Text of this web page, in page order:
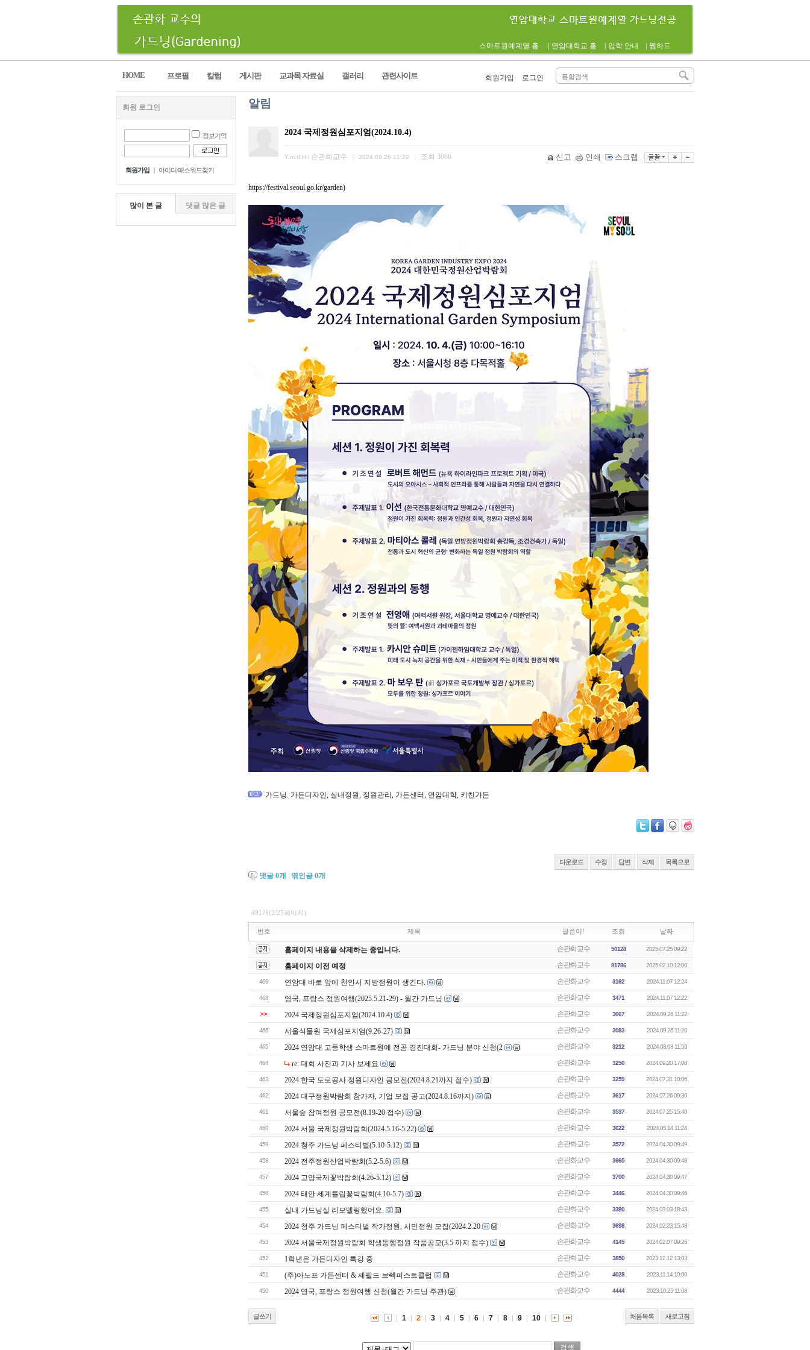
스마트원예계열 홈 연암대학교 홈 입학 안내 웹하드
회원가입 로그인
HOME 프로필 칼럼 게시판 교과목 자료실 갤러리 관련사이트
회원 로그인
정보기억
회원가입 | 아이디/패스워드찾기
많이 본 글 댓글 많은 글
알림
2024 국제정원심포지엄(2024.10.4)
Y.m.d H:i 손관화교수 2024.09.26 11:22 조회 3066 신고 인쇄 스크랩
https://festival.seoul.go.kr/garden)
가드닝. 가든디자인, 실내정원, 정원관리 , 가든센터, 연암대학, 키친가든
다운로드 수정 답변 삭제 목록으로
댓글 0개 엮인글 0개
491개(2/25페이지)
번호 제목 글쓴이! 조회 날짜
홈페이지 내용을 삭제하는 중입니다. 손관화교수 50128 2025.07.25 09:22
홈페이지 이전 예정 손관화교수 81786 2025.02.10 12:00
469 연암대 바로 앞에 천안시 지방정원이 생긴다. 손관화교수 3162 2024.11.07 12:24
468 영국, 프랑스 정원여행(2025.5.21-29) - 월간 가드닝 손관화교수 3471 2024.11.07 12:22
>> 2024 국제정원심포지엄(2024.10.4) 손관화교수 3067 2024.09.26 11:22
466 서울식물원 국제심포지엄(9.26-27) 손관화교수 3083 2024.09.26 11:20
465 2024 연암대 고등학생 스마트원예 전공 경진대회- 가드닝 분야 신청(2 손관화교수 3212 2024.08.08 11:59
464 re: 대회 사진과 기사 보세요 손관화교수 3250 2024.09.20 17:08
463 2024 한국 도로공사 정원디자인 공모전(2024.8.21까지 접수) 손관화교수 3259 2024.07.31 10:06
462 2024 대구정원박람회 참가자, 기업 모집 공고(2024.8.16까지) 손관화교수 3617 2024.07.26 09:30
461 서울숲 참여정원 공모전(8.19-20 접수) 손관화교수 3537 2024.07.25 15:40
460 2024 서울 국제정원박람회(2024.5.16-5.22) 손관화교수 3622 2024.05.14 11:24
459 2024 청주 가드닝 페스티벌(5.10-5.12) 손관화교수 3572 2024.04.30 09:49
458 2024 전주정원산업박람회(5.2-5.6) 손관화교수 3665 2024.04.30 09:48
457 2024 고양국제꽃박람회(4.26-5.12) 손관화교수 3700 2024.04.30 09:47
456 2024 태안 세계튤립꽃박람회(4.10-5.7) 손관화교수 3446 2024.04.30 09:46
455 실내 가드닝실 리모델링했어요. 손관화교수 3380 2024.03.03 18:43
454 2024 청주 가드닝 페스티벌 작가정원, 시민정원 모집(2024.2.20 손관화교수 3698 2024.02.23 15:48
453 2024 서울국제정원박람회 학생동행정원 작품공모(3.5 까지 접수) 손관화교수 4145 2024.02.07 09:25
452 1학년은 가든디자인 특강 중 손관화교수 3850 2023.12.12 13:03
451 (주)아노프 가든센터 & 셰필드 브렉퍼스트클럽 손관화교수 4028 2023.11.14 10:00
450 2024 영국, 프랑스 정원여행 신청(월간 가드닝 주관) 손관화교수 4444 2023.10.25 11:08
글쓰기 처음목록 새로고침
1 2 3 4 5 6 7 8 9 10